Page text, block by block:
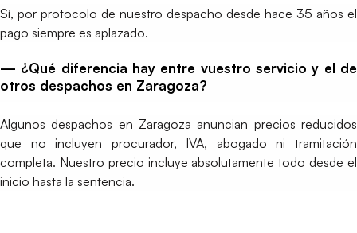
Sí, por protocolo de nuestro despacho desde hace 35 años el
pago siempre es aplazado.
— ¿Qué diferencia hay entre vuestro servicio y el de
otros despachos en Zaragoza?
Algunos despachos en Zaragoza anuncian precios reducidos
que no incluyen procurador, IVA, abogado ni tramitación
completa. Nuestro precio incluye absolutamente todo desde el
inicio hasta la sentencia.